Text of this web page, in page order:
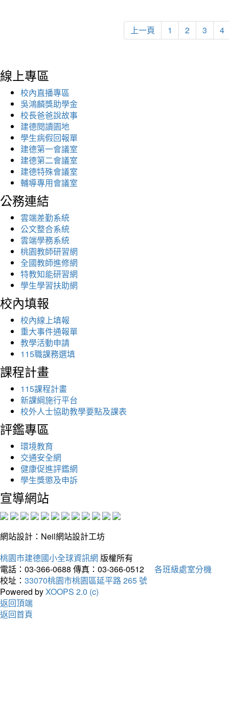
上一頁 1 2 3 4
線上專區
校內直播專區
吳鴻麟獎助學金
校長爸爸說故事
建德閱讀園地
學生病假回報單
建德第一會議室
建德第二會議室
建德特殊會議室
輔導專用會議室
公務連結
雲端差勤系統
公文整合系統
雲端學務系統
桃園教師研習網
全國教師進修網
特教知能研習網
學生學習扶助網
校內填報
校內線上填報
重大事件通報單
教學活動申請
115職課務選填
課程計畫
115課程計畫
新課綱施行平台
校外人士協助教學要點及課表
評鑑專區
環境教育
交通安全網
健康促進評鑑網
學生獎懲及申訴
宣導網站
網站設計：Neil網站設計工坊
桃園市建德國小全球資訊網 版權所有
電話：03-366-0688 傳真：03-366-0512
各班級處室分機
校址： 33070桃園市桃園區延平路 265 號
Powered byXOOPS 2.0 (c)
返回頂端
返回首頁